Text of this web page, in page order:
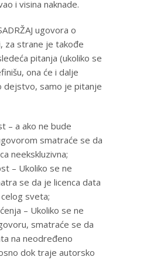
i visina naknade.
ugovora o
za strane je takođe
pitanja (ukoliko se
ona će i dalje
dejstvo, samo je pitanje
– a ako ne bude
smatraće se da
neekskluzivna;
– Ukoliko se ne
se da je licenca data
sveta;
– Ukoliko se ne
smatraće se da
na neodređeno
dok traje autorsko